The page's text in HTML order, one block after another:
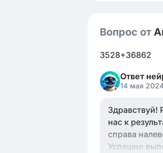
Вопрос от
3528+36862
Ответ
14 мая
Здравствуй!
нас к
справа
Успешно